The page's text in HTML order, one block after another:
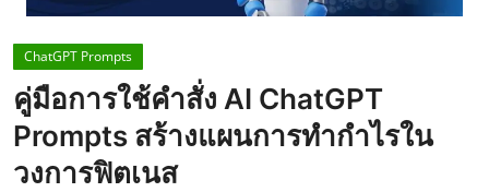
Contact
AI Tools
ChatGPT Prompts
ข่าว AI รอบโลก
ChatGPT Prompts
คู่มือการใช้คำสั่ง AI ChatGPT
Prompts สร้างแผนการทำกำไรใน
วงการฟิตเนส